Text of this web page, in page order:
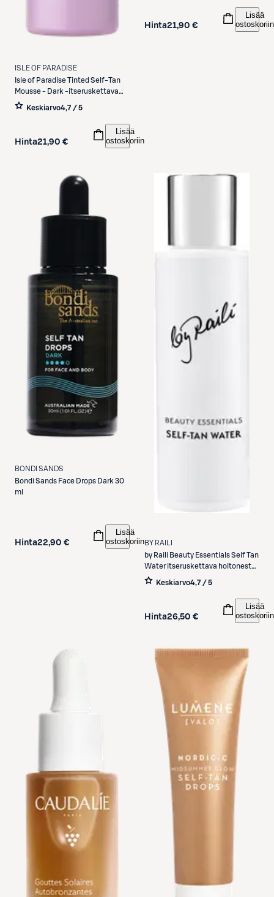
ISLE OF PARADISE
Isle of ParadiseTinted Self-Tan
Mousse - Dark -itseruskettava
vaahto 200ml
Keskiarvo4,7 / 5
Hinta21,90 €
Lisää
ostoskoriin
Hinta21,90 €
Lisää
ostoskoriin
BONDI SANDS
Bondi Sands Face Drops Dark 30
ml
Hinta22,90 €
Lisää
ostoskoriin BY RAILI
by Raili Beauty Essentials Self Tan
Water itseruskettava hoitoneste
100 ml
Keskiarvo4,7 / 5
Hinta26,50 €
Lisää
ostoskoriin